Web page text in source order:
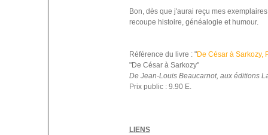
Bon, dès que j'aurai reçu mes
recoupe histoire, généalogie et humour.
Référence du livre : "De César à Sarkozy,
"De César à Sarkozy"
De Jean-Louis Beaucarnot, aux éditions
Prix public : 9.90 E.
LIENS